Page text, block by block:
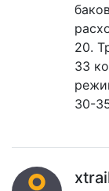
20.
33
30-